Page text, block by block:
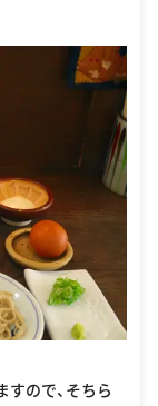
ので、そちら